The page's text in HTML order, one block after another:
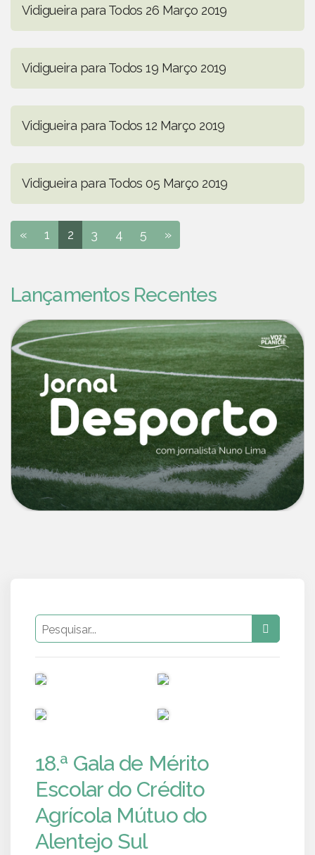
Vidigueira para Todos 26 Março 2019
Vidigueira para Todos 19 Março 2019
Vidigueira para Todos 12 Março 2019
Vidigueira para Todos 05 Março 2019
« 1 2 3 4 5 »
Lançamentos Recentes
18.ª Gala de Mérito
Escolar do Crédito
Agrícola Mútuo do
Alentejo Sul